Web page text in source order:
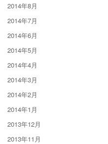
2014年8月
2014年7月
2014年6月
2014年5月
2014年4月
2014年3月
2014年2月
2014年1月
2013年12月
2013年11月